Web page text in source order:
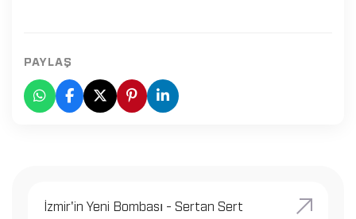
PAYLAŞ
İzmir'in Yeni Bombası - Sertan Sert